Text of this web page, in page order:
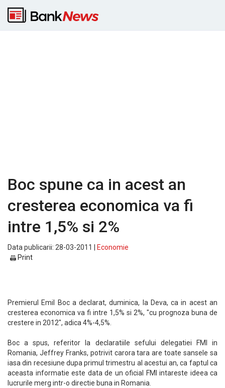
Boc spune ca in acest an
cresterea economica va fi
intre 1,5% si 2%
Data publicarii: 28-03-2011 |
Economie
Print
Premierul Emil Boc a declarat, duminica, la Deva, ca in acest an
cresterea economica va fi intre 1,5% si 2%, "cu prognoza buna de
crestere in 2012", adica 4%-4,5%.
Boc a spus, referitor la declaratiile sefului delegatiei FMI in
Romania, Jeffrey Franks, potrivit carora tara are toate sansele sa
iasa din recesiune dupa primul trimestru al acestui an, ca faptul ca
aceasta informatie este data de un oficial FMI intareste ideea ca
lucrurile merg intr-o directie buna in Romania.